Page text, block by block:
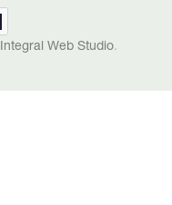
Integral Web Studio.